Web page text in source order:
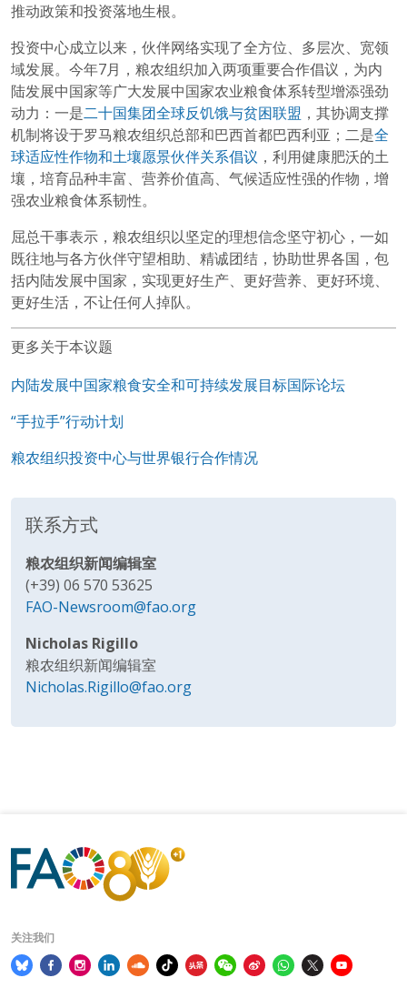
推动政策和投资落地生根。
投资中心成立以来，伙伴网络实现了全方位、多层次、宽领
域发展。今年7月，粮农组织加入两项重要合作倡议，为内
陆发展中国家等广大发展中国家农业粮食体系转型增添强劲
动力：一是二十国集团全球反饥饿与贫困联盟 ，其协调支撑
机制将设于罗马粮农组织总部和巴西首都巴西利亚；二是全
球适应性作物和土壤愿景伙伴关系倡议 ，利用健康肥沃的土
壤，培育品种丰富、营养价值高、气候适应性强的作物，增
强农业粮食体系韧性。
屈总干事表示，粮农组织以坚定的理想信念坚守初心，一如
既往地与各方伙伴守望相助、精诚团结，协助世界各国，包
括内陆发展中国家，实现更好生产、更好营养、更好环境、
更好生活，不让任何人掉队。
更多关于本议题
内陆发展中国家粮食安全和可持续发展目标国际论坛
“手拉手”行动计划
粮农组织投资中心与世界银行合作情况
联系方式
粮农组织新闻编辑室
(+39) 06 570 53625
FAO-Newsroom@fao.org
Nicholas Rigillo
粮农组织新闻编辑室
Nicholas.Rigillo@fao.org
关注我们